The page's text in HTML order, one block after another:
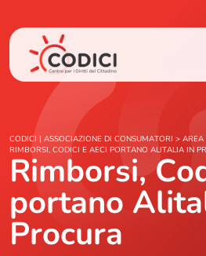
Chi Siamo
Cosa Facciamo
Area Stampa
CODICI | ASSOCIAZIONE DI CONSUMATORI > AREA
RIMBORSI, CODICI E AECI PORTANO ALITALIA IN
Rimborsi,
portano
Procura